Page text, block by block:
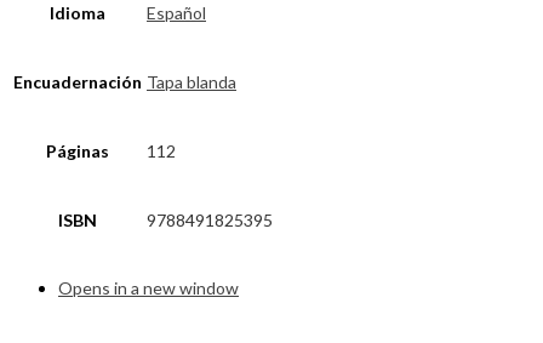
Idioma Español
Encuadernación Tapa blanda
Páginas 112
ISBN 9788491825395
Opens in a new window